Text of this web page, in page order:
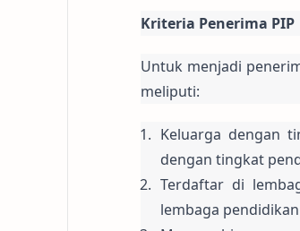
Kriteria Penerima PIP
Untuk menjadi
meliputi:
Keluarga dengan
dengan tingkat
Terdaftar di
lembaga